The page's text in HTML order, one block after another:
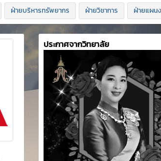
ฝ่ายบริหารทรัพยากร ฝ่ายวิชาการ ฝ่ายแผน
ประกาศจากวิทยาลัย